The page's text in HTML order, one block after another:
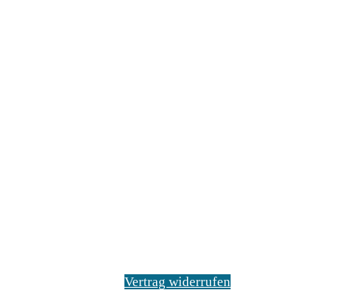
Vertrag widerrufen